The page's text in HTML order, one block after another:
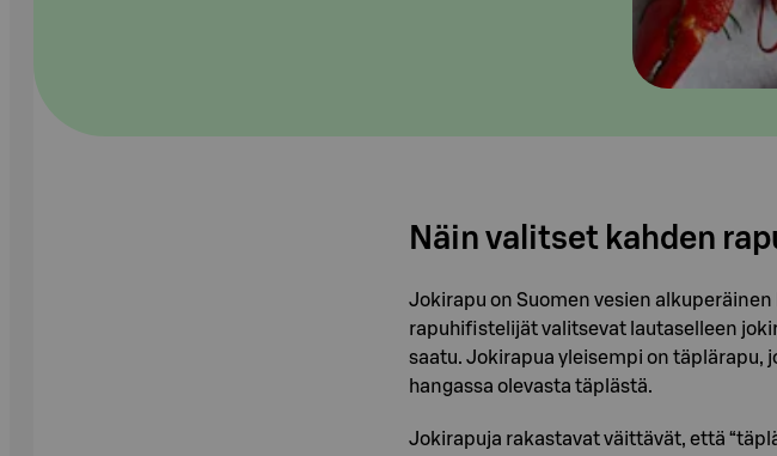
Näin valitset kahden
Jokirapu on Suomen vesien
rapuhifistelijät valitsevat lautaselleen
saatu. Jokirapua yleisempi on täplärapu,
hangassa olevasta täplästä.
Jokirapuja rakastavat väittävät, että